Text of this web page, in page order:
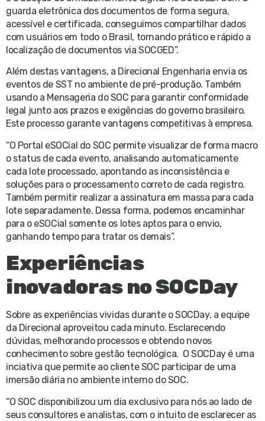
guarda eletrônica dos documentos de forma segura,
acessível e certificada, conseguimos compartilhar dados
com usuários em todo o Brasil, tornando prático e rápido a
localização de documentos via SOCGED”.
Além destas vantagens, a Direcional Engenharia envia os
eventos de SST no ambiente de pré-produção. Também
usando a Mensageria do SOC para garantir conformidade
legal junto aos prazos e exigências do governo brasileiro.
Este processo garante vantagens competitivas à empresa.
“O Portal eSOCial do SOC permite visualizar de forma macro
o status de cada evento, analisando automaticamente
cada lote processado, apontando as inconsistência e
soluções para o processamento correto de cada registro.
Também permitir realizar a assinatura em massa para cada
lote separadamente. Dessa forma, podemos encaminhar
para o eSOCial somente os lotes aptos para o envio,
ganhando tempo para tratar os demais”.
Experiências
inovadoras no SOCDay
Sobre as experiências vividas durante o SOCDay, a equipe
da Direcional aproveitou cada minuto. Esclarecendo
dúvidas, melhorando processos e obtendo novos
conhecimento sobre gestão tecnológica. O SOCDay é uma
inciativa que permite ao cliente SOC participar de uma
imersão diária no ambiente interno do SOC.
“O SOC disponibilizou um dia exclusivo para nós ao lado de
seus consultores e analistas, com o intuito de esclarecer as